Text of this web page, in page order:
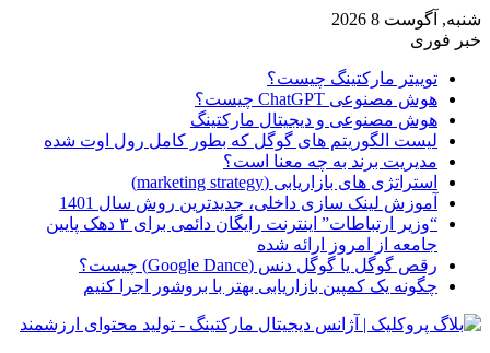
شنبه, آگوست 8 2026
خبر فوری
توییتر مارکتینگ چیست؟
هوش مصنوعی ChatGPT چیست؟
هوش مصنوعی و دیجیتال مارکتینگ
لیست الگوریتم های گوگل که بطور کامل رول اوت شده
مدیریت برند به چه معنا است؟
استراتژی های بازاریابی (marketing strategy)
آموزش لینک سازی داخلی، جدیدترین روش سال 1401
“وزیر ارتباطات” اینترنت رایگان دائمی برای ۳ دهک پایین
جامعه از امروز ارائه شده
رقص گوگل یا گوگل دنس (Google Dance) چیست؟
چگونه یک کمپین بازاریابی بهتر با بروشور اجرا کنیم